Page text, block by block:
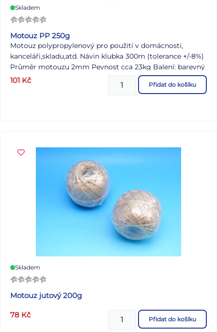
Skladem
Motouz PP 250g
Motouz polypropylenový pro použití v domácnosti,
kanceláři,skladu,atd. Návin klubka 300m (tolerance +/-8%)
Průměr motouzu 2mm Pevnost cca 23kg Balení: barevný
mix 8ks Výrobce: JUTA a.s., Dukelská 417, 544 15 Dvůr
Králové nad Labem Cena je uvedena za 1kus. Pokud máte
101 Kč Přidat do košíku
Skladem
Motouz jutový 200g
78 Kč Přidat do košíku